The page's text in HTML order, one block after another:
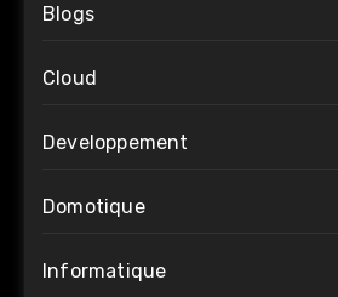
Blogs
Cloud
Developpement
Domotique
Informatique